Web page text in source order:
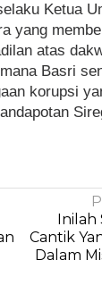
Ketua
yang
atas
Basri
korupsi
Inilah
Cantik
Dalam